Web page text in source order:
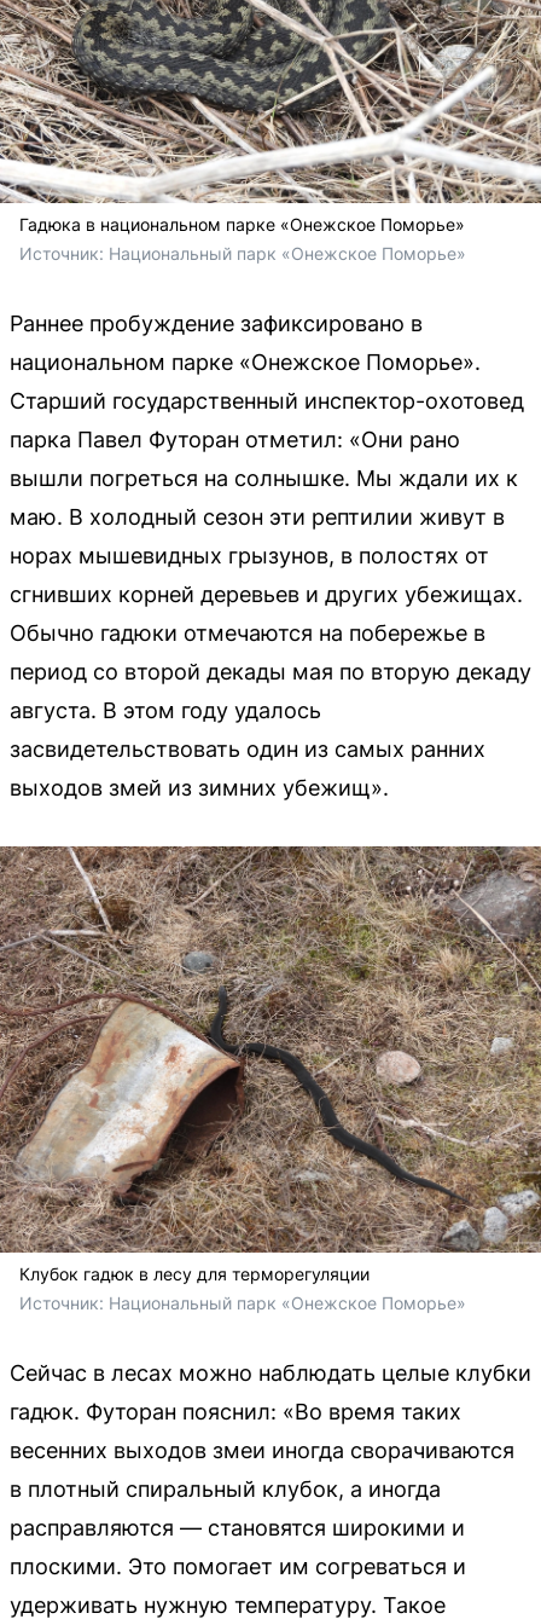
Гадюка в национальном парке «Онежское Поморье»
Источник: Национальный парк «Онежское Поморье»
Раннее пробуждение зафиксировано в
национальном парке «Онежское Поморье».
Старший государственный инспектор-охотовед
парка Павел Футоран отметил: «Они рано
вышли погреться на солнышке. Мы ждали их к
маю. В холодный сезон эти рептилии живут в
норах мышевидных грызунов, в полостях от
сгнивших корней деревьев и других убежищах.
Обычно гадюки отмечаются на побережье в
период со второй декады мая по вторую декаду
августа. В этом году удалось
засвидетельствовать один из самых ранних
выходов змей из зимних убежищ».
Клубок гадюк в лесу для терморегуляции
Источник: Национальный парк «Онежское Поморье»
Сейчас в лесах можно наблюдать целые клубки
гадюк. Футоран пояснил: «Во время таких
весенних выходов змеи иногда сворачиваются
в плотный спиральный клубок, а иногда
расправляются — становятся широкими и
плоскими. Это помогает им согреваться и
удерживать нужную температуру. Такое